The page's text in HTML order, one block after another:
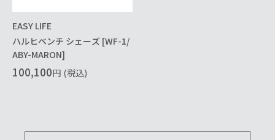
EASY LIFE
ハルヒベンチ シェーズ [WF-1/
ABY-MARON]
100,100円 (税込)